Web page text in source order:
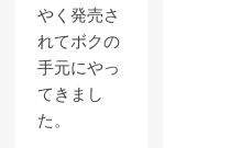
やく発売さ
れてボクの
手元にやっ
てきまし
た。